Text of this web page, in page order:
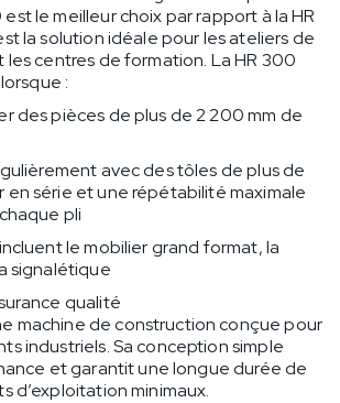
le meilleur choix par rapport à la HR
la solution idéale pour les ateliers de
centres de formation. La HR 300
:
des pièces de plus de 2 200 mm de
avec des tôles de plus de
en série et une répétabilité maximale
pli
le mobilier grand format, la
signalétique
qualité
machine de construction conçue pour
industriels. Sa conception simple
et garantit une longue durée de
d’exploitation minimaux.